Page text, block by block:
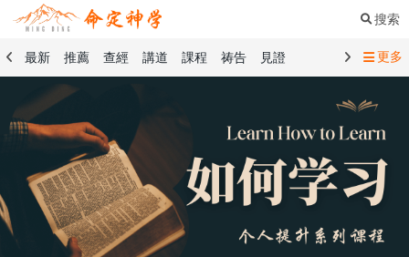
搜索
最新 推薦 查經 講道 課程 祷告
見證
命定音樂
禱告精選
見證精選
101課程 馬太福音
傳道書
洗禮禮文
聖餐禮文 01 創世記
02 出埃及記
03 利未記
04 民數記 05 申命記
06 約書亞記
07 士師記
08 路得記
09 撒母耳記上
10 撒母耳記下
11 列王紀上
12 列王紀下
更多